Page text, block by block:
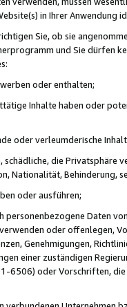
in Ihrer Anwendung
Sie, ob sie
und Sie dürfen
oder enthalten;
Inhalte haben oder
oder verleumderische
die Privatsphäre
Nationalität, Behinderung,
oder ausführen;
personenbezogene Daten
oder offenlegen,
Genehmigungen,
einer zuständigen
6506) oder Vorschriften,